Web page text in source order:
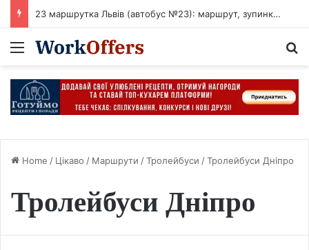
23 маршрутка Львів (автобус №23): маршрут, зупинки, розклад
Menu
Home / Цікаво / Маршрути /Тролейбуси /Тролейбуси Дніпро
Тролейбуси Дніпро